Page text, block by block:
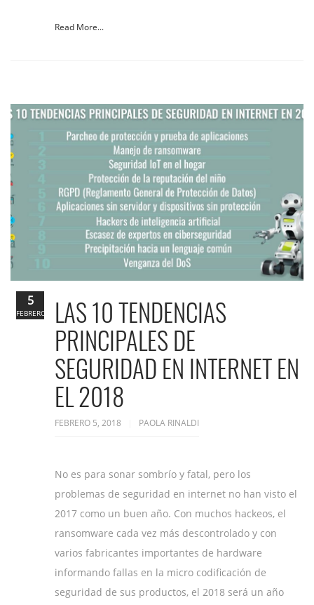
Read More...
LAS 10 TENDENCIAS
PRINCIPALES DE
SEGURIDAD EN INTERNET EN
EL 2018
FEBRERO 5, 2018 PAOLA RINALDI
No es para sonar sombrío y fatal, pero los
problemas de seguridad en internet no han visto el
2017 como un buen año. Con muchos hackeos, el
ransomware cada vez más descontrolado y con
varios fabricantes importantes de hardware
informando fallas en la micro codificación de
seguridad de sus productos, el 2018 será un año
5
FEBRERO